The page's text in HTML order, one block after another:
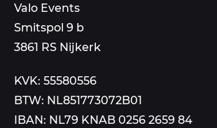
mail
aan
Valo Events
Smitspol 9 b
3861 RS Nijkerk
KVK: 55580556
BTW: NL851773072B01
IBAN: NL79 KNAB 0256 2659 84